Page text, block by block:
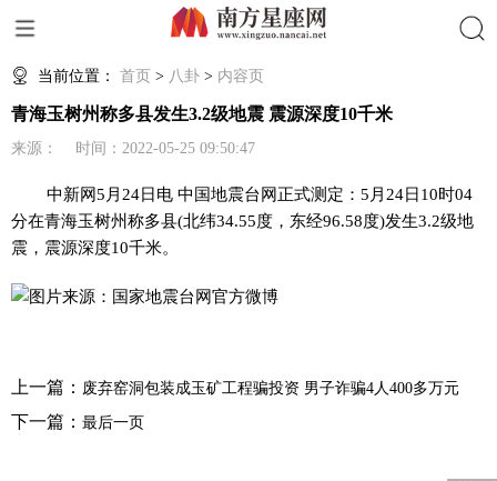
当前位置： 首页 > 八卦 > 内容页
青海玉树州称多县发生3.2级地震 震源深度10千米
来源： 时间：2022-05-25 09:50:47
中新网5月24日电 中国地震台网正式测定：5月24日10时04
分在青海玉树州称多县(北纬34.55度，东经96.58度)发生3.2级地
震，震源深度10千米。
上一篇： 废弃窑洞包装成玉矿工程骗投资 男子诈骗4人400多万元
下一篇： 最后一页